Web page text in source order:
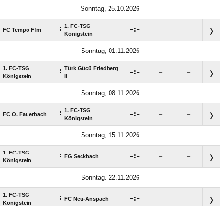
Sonntag, 25.10.2026
FC Tempo Ffm : 1. FC-TSG
Königstein
: – –
Sonntag, 01.11.2026
1. FC-TSG
Königstein
: Türk Gücü Friedberg
II
: – –
Sonntag, 08.11.2026
FC O. Fauerbach : 1. FC-TSG
Königstein
: – –
Sonntag, 15.11.2026
1. FC-TSG
Königstein
: FG Seckbach : – –
Sonntag, 22.11.2026
1. FC-TSG
Königstein
: FC Neu-Anspach : – –